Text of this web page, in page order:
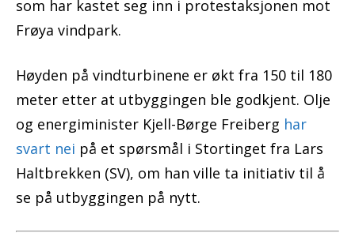
som har kastet seg inn i protestaksjonen mot
Frøya vindpark.
Høyden på vindturbinene er økt fra 150 til 180
meter etter at utbyggingen ble godkjent. Olje
og energiminister Kjell-Børge Freiberg har
svart nei på et spørsmål i Stortinget fra Lars
Haltbrekken (SV), om han ville ta initiativ til å
se på utbyggingen på nytt.